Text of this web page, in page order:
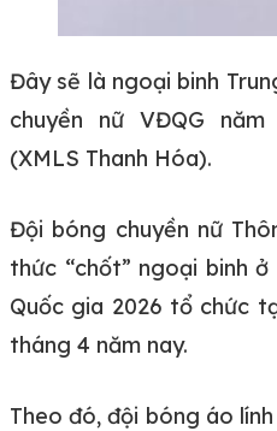
Đây sẽ là ngoại binh
chuyền nữ VĐQG
(XMLS Thanh Hóa).
Đội bóng chuyền nữ
thức “chốt” ngoại binh
Quốc gia 2026 tổ chức
tháng 4 năm nay.
Theo đó, đội bóng áo